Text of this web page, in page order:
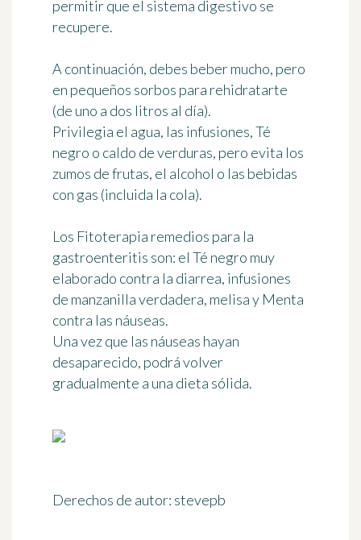
permitir que el sistema digestivo se
recupere.
A continuación, debes beber mucho, pero
en pequeños sorbos para rehidratarte
(de uno a dos litros al día).
Privilegia el agua, las infusiones, Té
negro o caldo de verduras, pero evita los
zumos de frutas, el alcohol o las bebidas
con gas (incluida la cola).
Los Fitoterapia remedios para la
gastroenteritis son: el Té negro muy
elaborado contra la diarrea, infusiones
de manzanilla verdadera, melisa y Menta
contra las náuseas.
Una vez que las náuseas hayan
desaparecido, podrá volver
gradualmente a una dieta sólida.
Derechos de autor: stevepb